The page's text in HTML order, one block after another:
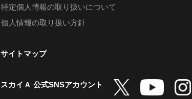
特定個人情報の取り扱いについて
個人情報の取り扱い方針
サイトマップ
スカイＡ 公式SNSアカウント